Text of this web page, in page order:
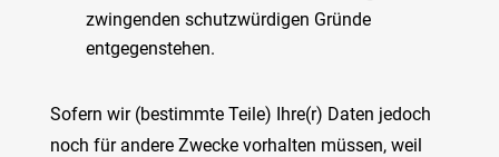
zwingenden schutzwürdigen Gründe
entgegenstehen.
Sofern wir (bestimmte Teile) Ihre(r) Daten jedoch
noch für andere Zwecke vorhalten müssen, weil